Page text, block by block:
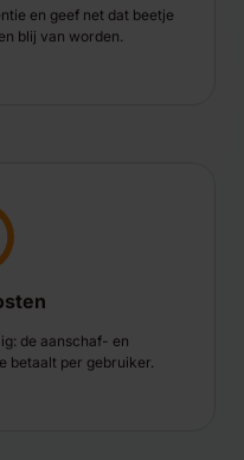
en geef net dat beetje
blij van worden.
de aanschaf- en
betaalt per gebruiker.